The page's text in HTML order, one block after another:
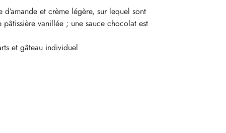
et crème légère, sur lequel sont
vanillée ; une sauce chocolat est
et gâteau individuel